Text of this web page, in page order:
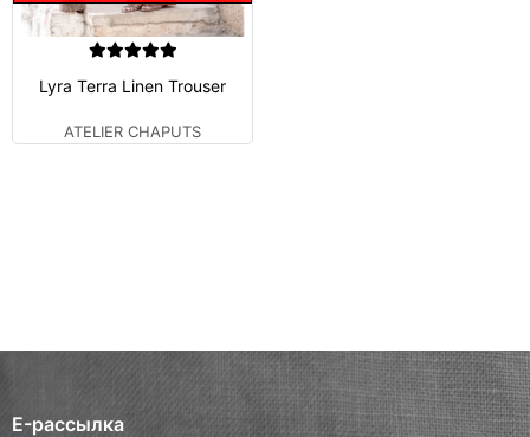
Lyra Terra Linen Trouser
ATELIER CHAPUTS
E-рассылка